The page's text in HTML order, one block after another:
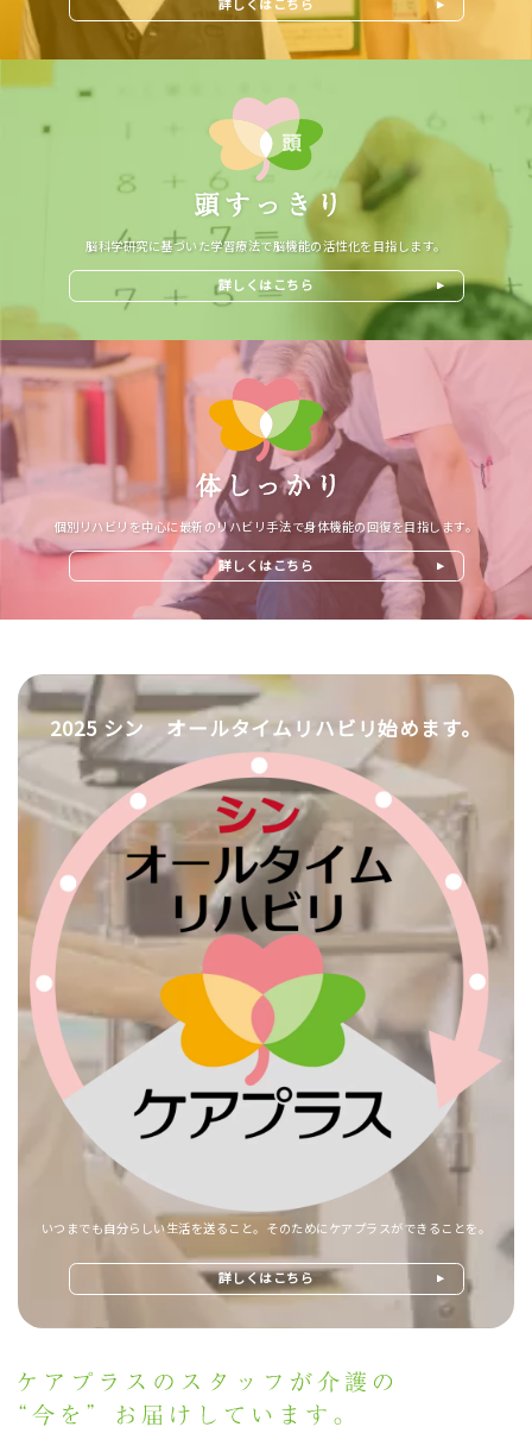
詳しくはこちら
脳科学研究に基づいた学習療法で脳機能の活性化を目指します。
詳しくはこちら
個別リハビリを中心に最新のリハビリ手法で身体機能の回復を目指します。
詳しくはこちら
2025 シン オールタイムリハビリ始めます。
いつまでも自分らしい生活を送ること。そのためにケアプラスができることを。
詳しくはこちら